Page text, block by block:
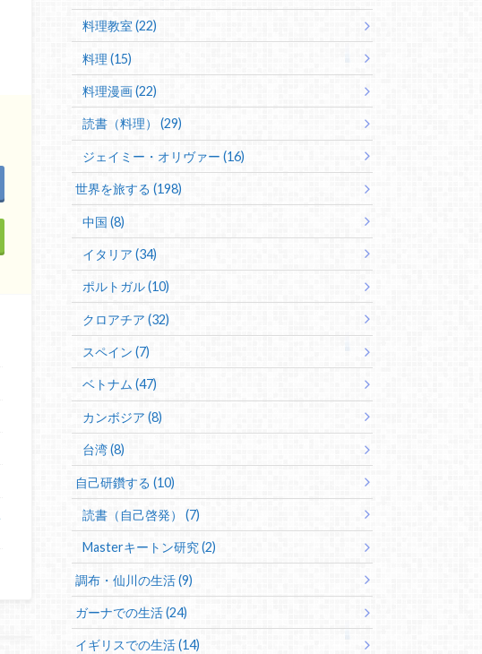
料理教室 (22)
料理 (15)
料理漫画 (22)
読書（料理） (29)
ジェイミー・オリヴァー (16)
世界を旅する (198)
中国 (8)
イタリア (34)
ポルトガル (10)
クロアチア (32)
スペイン (7)
ベトナム (47)
カンボジア (8)
台湾 (8)
自己研鑽する (10)
読書（自己啓発） (7)
Masterキートン研究 (2)
調布・仙川の生活 (9)
ガーナでの生活 (24)
イギリスでの生活 (14)